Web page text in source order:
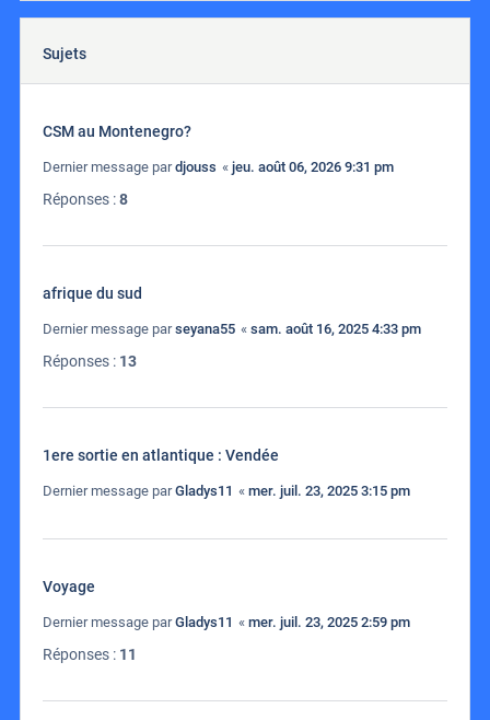
Sujets
CSM au Montenegro?
Dernier message pardjouss « jeu. août 06, 2026 9:31 pm
Réponses :8
afrique du sud
Dernier message parseyana55 « sam. août 16, 2025 4:33 pm
Réponses : 13
1ere sortie en atlantique : Vendée
Dernier message parGladys11 « mer. juil. 23, 2025 3:15 pm
Voyage
Dernier message parGladys11 « mer. juil. 23, 2025 2:59 pm
Réponses : 11